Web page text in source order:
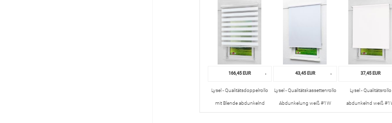
166,45 EUR
Lysel - Qualitätsdoppelrollo
mit Blende abdunkelnd
43,45 EUR
Lysel - Qualitätskassettenrollo
Abdunkelung weiß #1W
37,45 EUR
Lysel - Qualitätsrollo
abdunkelnd weiß